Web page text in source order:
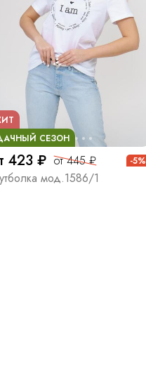
СЕЗОН
423 ₽ от 445 ₽ -5%
мод.1586/1